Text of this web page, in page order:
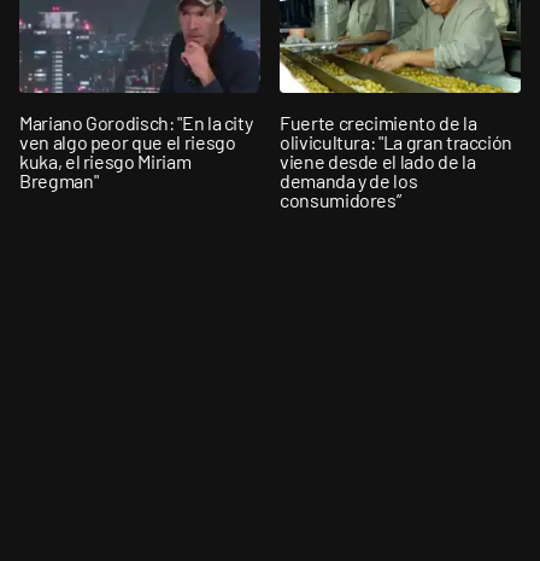
Mariano Gorodisch: "En la city
ven algo peor que el riesgo
kuka, el riesgo Miriam
Bregman"
Fuerte crecimiento de la
olivicultura: "La gran tracción
viene desde el lado de la
demanda y de los
consumidores”